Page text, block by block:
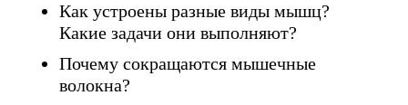
Как устроены разные виды мышц?
Какие задачи они выполняют?
Почему сокращаются мышечные
волокна?